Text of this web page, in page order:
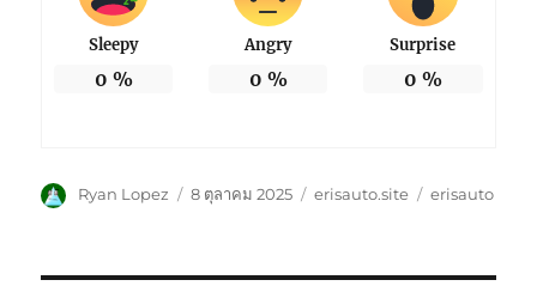
Sleepy
0 %
Angry
0 %
Surprise
0 %
ผู้Ryan Lopez
เขียน
8 ตุลาคม 2025
หมวด
erisauto.site
ป้าย
erisauto